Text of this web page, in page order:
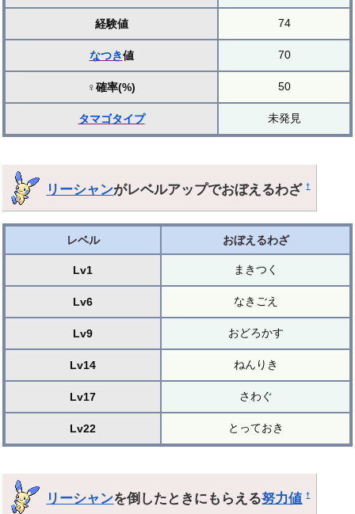
経験値 74
なつき値 70
♀確率(%) 50
タマゴタイプ 未発見
リーシャンがレベルアップでおぼえるわざ†
レベル おぼえるわざ
Lv1 まきつく
Lv6 なきごえ
Lv9 おどろかす
Lv14 ねんりき
Lv17 さわぐ
Lv22 とっておき
リーシャンを倒したときにもらえる努力値 †